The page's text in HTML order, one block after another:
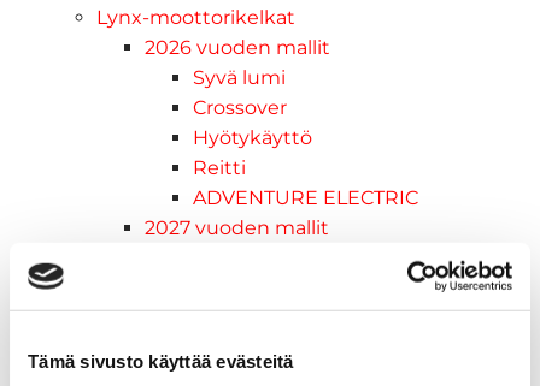
Tämä sivusto käyttää evästeitä
Lynx-moottorikelkat
2026 vuoden mallit
Syvä lumi
Crossover
Hyötykäyttö
Reitti
ADVENTURE ELECTRIC
2027 vuoden mallit
Hyötykäyttö